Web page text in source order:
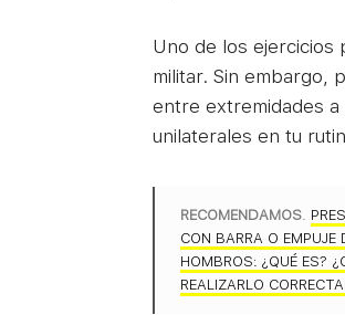
Uno de los ejercicios
militar. Sin embargo,
entre extremidades a
unilaterales en tu
RECOMENDAMOS.
CON BARRA O EMPUJE
HOMBROS: ¿QUÉ ES?
REALIZARLO